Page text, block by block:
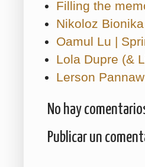
Filling the
Nikoloz
Oamul Lu |
Lola Dupre (&
Lerson
No hay
Publicar un